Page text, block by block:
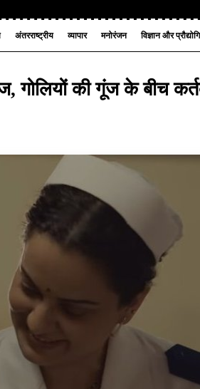
अंतरराष्ट्रीय व्यापार मनोरंजन विज्ञान और
गोलियों की गूंज के बीच